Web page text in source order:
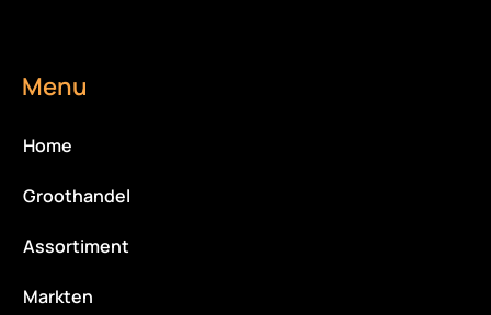
Menu
Home
Groothandel
Assortiment
Markten